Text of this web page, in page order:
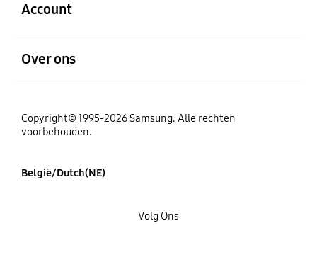
Account
Over ons
Copyright© 1995-2026 Samsung. Alle rechten
voorbehouden.
België/Dutch(NE)
Volg Ons